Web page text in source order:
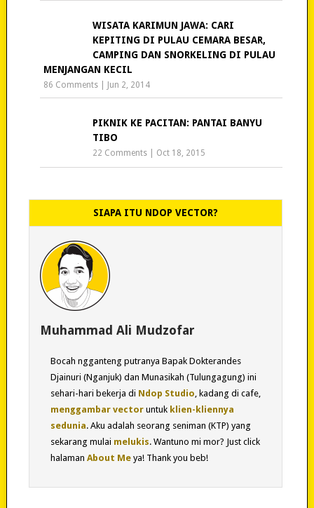
WISATA KARIMUN JAWA: CARI
KEPITING DI PULAU CEMARA BESAR,
CAMPING DAN SNORKELING DI PULAU
MENJANGAN KECIL
86 Comments Jun 2, 2014
PIKNIK KE PACITAN: PANTAI BANYU
TIBO
22 Comments Oct 18, 2015
SIAPA ITU NDOP VECTOR?
Muhammad Ali Mudzofar
Bocah ngganteng putranya Bapak Dokterandes
Djainuri (Nganjuk) dan Munasikah (Tulungagung) ini
sehari-hari bekerja di Ndop Studio, kadang di cafe,
menggambar vectoruntuk klien-kliennya
sedunia. Aku adalah seorang seniman (KTP) yang
sekarang mulai melukis. Wantuno mi mor? Just click
halaman About Meya! Thank you beb!